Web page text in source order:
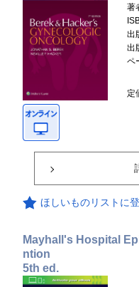
著
出
出
ペ
定
ほしいものリストに
Mayhall's Hospital
ntion
5th ed.